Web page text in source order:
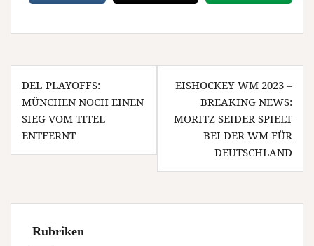
Beitragsnavigation
DEL-PLAYOFFS:
MÜNCHEN NOCH EINEN
SIEG VOM TITEL
ENTFERNT
EISHOCKEY-WM 2023 –
BREAKING NEWS:
MORITZ SEIDER SPIELT
BEI DER WM FÜR
DEUTSCHLAND
Rubriken